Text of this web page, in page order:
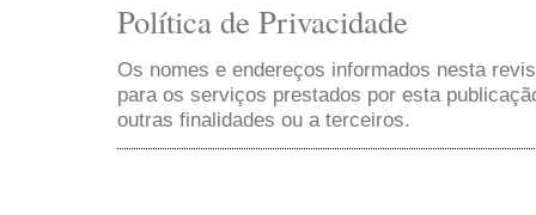
Política de Privacidade
Os nomes e endereços informados nesta
para os serviços prestados por esta
outras finalidades ou a terceiros.